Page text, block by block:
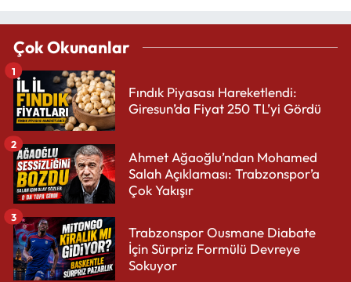
Çok Okunanlar
Fındık Piyasası Hareketlendi:
Giresun’da Fiyat 250 TL’yi Gördü
1
Ahmet Ağaoğlu’ndan Mohamed
Salah Açıklaması: Trabzonspor’a
Çok Yakışır
2
Trabzonspor Ousmane Diabate
İçin Sürpriz Formülü Devreye
Sokuyor
3